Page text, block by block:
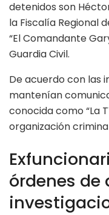
detenidos son
la Fiscalía Regional
“El Comandante
Guardia Civil.
De acuerdo con las
mantenían
conocida como “La
organización
órdenes de